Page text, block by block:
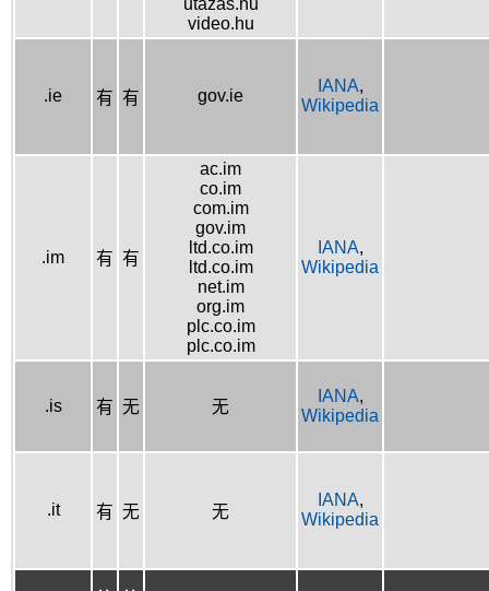
utazas.hu
video.hu
.ie 有 有 gov.ie
IANA,
Wikipedia
.im 有 有
ac.im
co.im
com.im
gov.im
ltd.co.im
ltd.co.im
net.im
org.im
plc.co.im
plc.co.im
IANA,
Wikipedia
.is 有 无 无
IANA,
Wikipedia
.it 有 无 无
IANA,
Wikipedia